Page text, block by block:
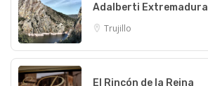
Adalberti Extremadura
Trujillo
El Rincón de la Reina